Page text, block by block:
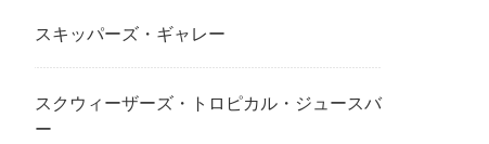
スキッパーズ・ギャレー
スクウィーザーズ・トロピカル・ジュースバ
ー